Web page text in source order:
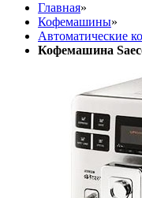
Главная»
Кофемашины»
Автоматические
Кофемашина